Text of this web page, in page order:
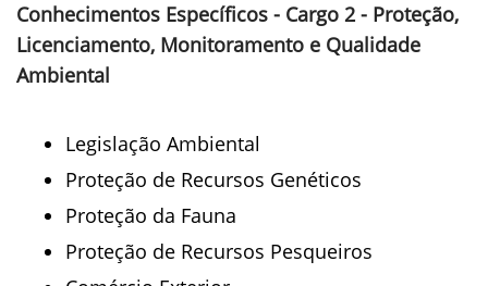
Conhecimentos Específicos - Cargo 2 - Proteção,
Licenciamento, Monitoramento e Qualidade
Ambiental
Legislação Ambiental
Proteção de Recursos Genéticos
Proteção da Fauna
Proteção de Recursos Pesqueiros